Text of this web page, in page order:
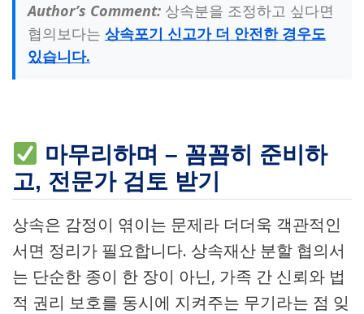
Author’s Comment: 상속분을 조정하고 싶다면
협의보다는 상속포기 신고가 더 안전한 경우도
있습니다.
마무리하며 – 꼼꼼히 준비하
고, 전문가 검토 받기
상속은 감정이 엮이는 문제라 더더욱 객관적인
서면 정리가 필요합니다. 상속재산 분할 협의서
는 단순한 종이 한 장이 아닌, 가족 간 신뢰와 법
적 권리 보호를 동시에 지켜주는 무기라는 점 잊